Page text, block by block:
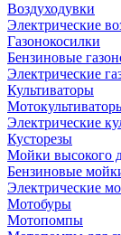
Воздуходувки
Электрические
Газонокосилки
Бензиновые
Электрические
Культиваторы
Электрические
Кусторезы
Мойки высокого
Бензиновые
Электрические
Мотобуры
Мотопомпы